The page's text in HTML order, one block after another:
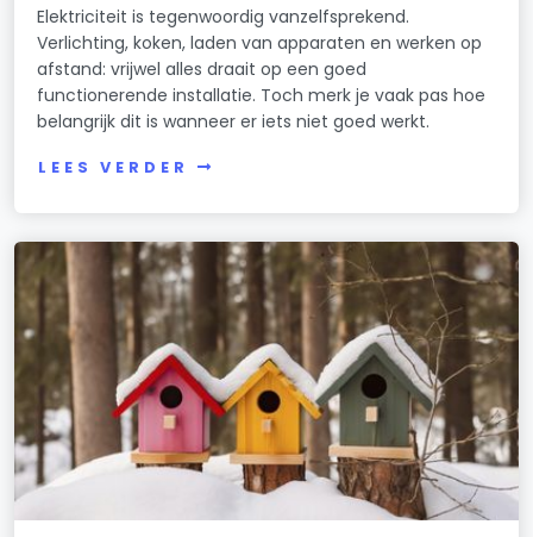
Elektriciteit is tegenwoordig vanzelfsprekend.
Verlichting, koken, laden van apparaten en werken op
afstand: vrijwel alles draait op een goed
functionerende installatie. Toch merk je vaak pas hoe
belangrijk dit is wanneer er iets niet goed werkt.
LEES VERDER